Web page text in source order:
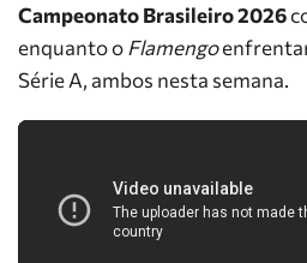
Campeonato Brasileiro 2026
enquanto o Flamengo
Série A, ambos nesta semana.